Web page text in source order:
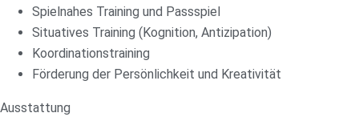
Spielnahes Training und Passspiel
Situatives Training (Kognition, Antizipation)
Koordinationstraining
Förderung der Persönlichkeit und Kreativität
Ausstattung